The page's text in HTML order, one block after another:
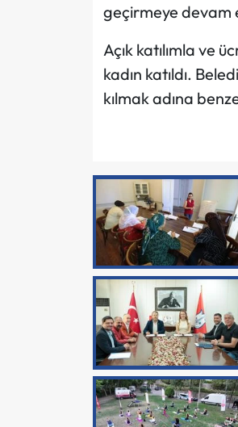
geçirmeye devam
Açık katılımla ve
kadın katıldı.
kılmak adına